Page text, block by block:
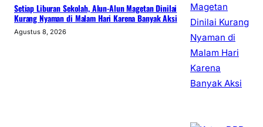
Setiap Liburan Sekolah, Alun-Alun Magetan Dinilai
Kurang Nyaman di Malam Hari Karena Banyak Aksi
Agustus 8, 2026